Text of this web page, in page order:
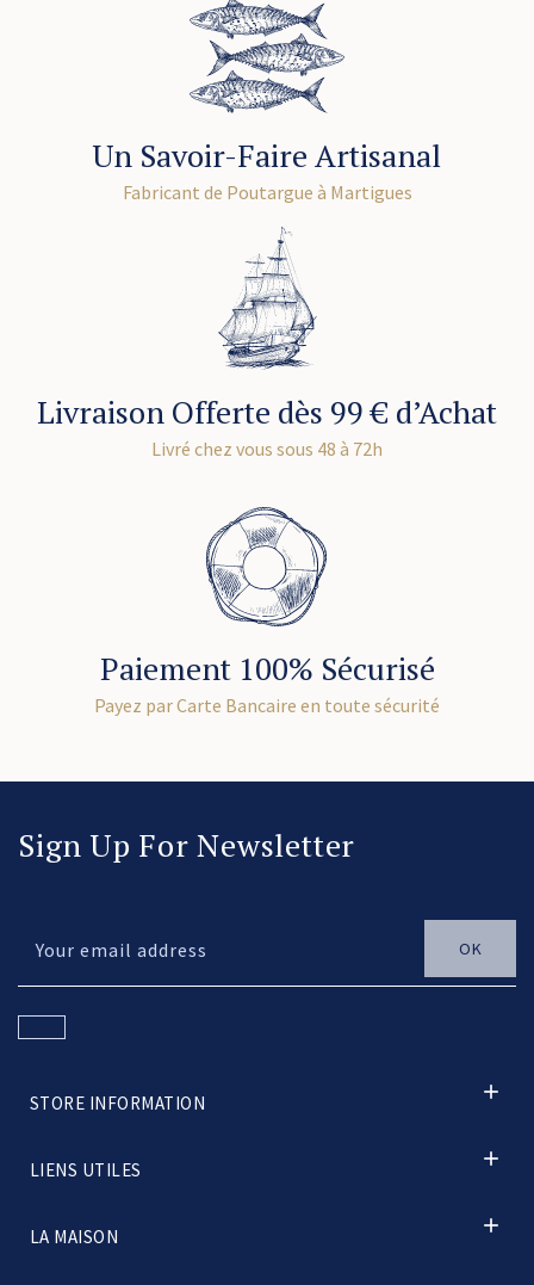
Un Savoir-Faire Artisanal
Fabricant de Poutargue à Martigues
Livraison Offerte dès 99 € d’Achat
Livré chez vous sous 48 à 72h
Paiement 100% Sécurisé
Payez par Carte Bancaire en toute sécurité
Sign Up For Newsletter
STORE INFORMATION 
LIENS UTILES 
LA MAISON 